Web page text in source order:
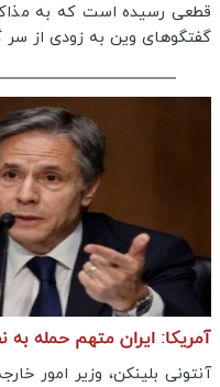
قطعی رسیده است که به
گفتگوهای وین به زودی از
آمریکا: ایران متهم حمله
آنتونی بلینکن، وزیر امور